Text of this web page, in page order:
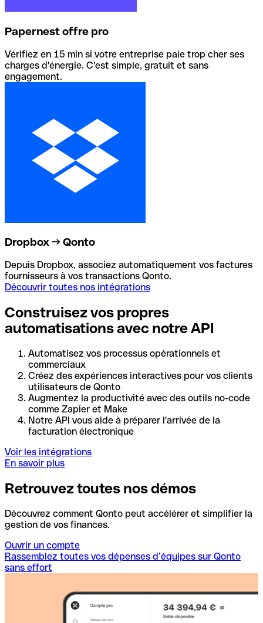
Papernest offre pro
Vérifiez en 15 min si votre entreprise paie trop cher ses
charges d'énergie. C'est simple, gratuit et sans
engagement.
Dropbox → Qonto
Depuis Dropbox, associez automatiquement vos factures
fournisseurs à vos transactions Qonto.
Découvrir toutes nos intégrations
Construisez vos propres
automatisations avec notre API
Automatisez vos processus opérationnels et
commerciaux
Créez des expériences interactives pour vos clients
utilisateurs de Qonto
Augmentez la productivité avec des outils no-code
comme Zapier et Make
Notre API vous aide à préparer l'arrivée de la
facturation électronique
Voir les intégrations
En savoir plus
Retrouvez toutes nos démos
Découvrez comment Qonto peut accélérer et simplifier la
gestion de vos finances.
Ouvrir un compte
Rassemblez toutes vos dépenses d’équipes sur Qonto
sans effort